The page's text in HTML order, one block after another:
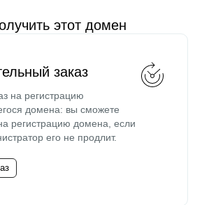
этот домен
заказ
на регистрацию
домена: вы сможете
регистрацию домена, если
его не продлит.